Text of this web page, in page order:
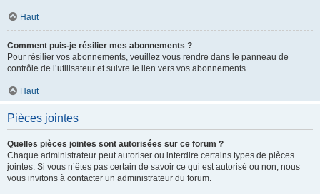
Haut
Comment puis-je résilier mes abonnements ?
Pour résilier vos abonnements, veuillez vous rendre dans le panneau de
contrôle de l’utilisateur et suivre le lien vers vos abonnements.
Haut
Pièces jointes
Quelles pièces jointes sont autorisées sur ce forum ?
Chaque administrateur peut autoriser ou interdire certains types de pièces
jointes. Si vous n’êtes pas certain de savoir ce qui est autorisé ou non, nous
vous invitons à contacter un administrateur du forum.